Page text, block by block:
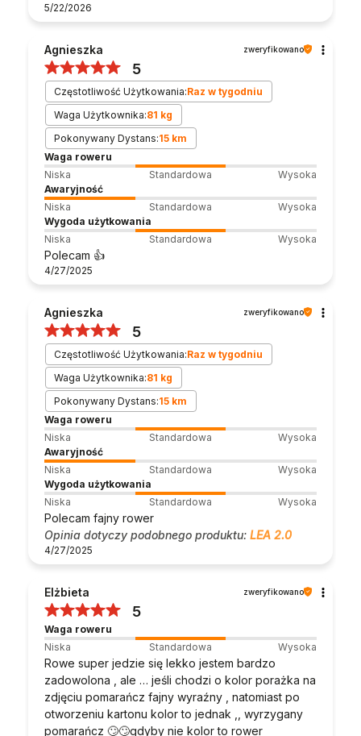
5/22/2026
Agnieszka zweryfikowano
5
Częstotliwość Użytkowania:Raz w tygodniu
Waga Użytkownika:81 kg
Pokonywany Dystans:15 km
Waga roweru
Niska
Standardowa
Wysoka
Awaryjność
Niska
Standardowa
Wysoka
Wygoda użytkowania
Niska
Standardowa Wysoka
Polecam 👍️
4/27/2025
Agnieszka zweryfikowano
5
Częstotliwość Użytkowania:Raz w tygodniu
Waga Użytkownika:81 kg
Pokonywany Dystans:15 km
Waga roweru
Niska
Standardowa
Wysoka
Awaryjność
Niska
Standardowa
Wysoka
Wygoda użytkowania
Niska
Standardowa Wysoka
Polecam fajny rower
Opinia dotyczy podobnego produktu: LEA 2.0
4/27/2025
Elżbieta zweryfikowano
5
Waga roweru
Niska
Standardowa Wysoka
Rowe super jedzie się lekko jestem bardzo
zadowolona , ale … jeśli chodzi o kolor porażka na
zdjęciu pomarańcz fajny wyraźny , natomiast po
otworzeniu kartonu kolor to jednak ,, wyrzygany
pomarańcz 🙄🙄gdyby nie kolor to rower